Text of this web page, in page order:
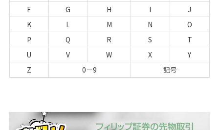
F
G H I
J
K
L M N
O
P
Q R S
T
U
V W X
Y
Z
0－9 記号